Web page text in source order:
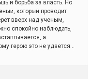
и борьба за власть. Но
который проводит
вверх над ученым,
спокойно наблюдать,
а
герою это не удается…